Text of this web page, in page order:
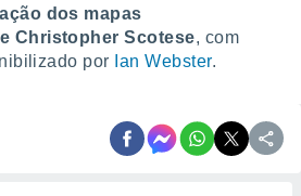
dos mapas
Christopher Scotese, com
por Ian Webster.